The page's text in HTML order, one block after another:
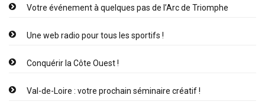
Votre événement à quelques pas de l’Arc de Triomphe
Une web radio pour tous les sportifs !
Conquérir la Côte Ouest !
Val-de-Loire : votre prochain séminaire créatif !